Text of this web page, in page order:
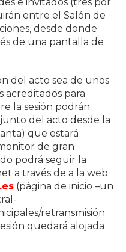
entre el Salón de
desde donde
de una pantalla de
del acto sea de unos
acreditados para
la sesión podrán
del acto desde la
que estará
de gran
podrá seguir la
a través de a la web
(página de inicio –un
retransmisión
quedará alojada